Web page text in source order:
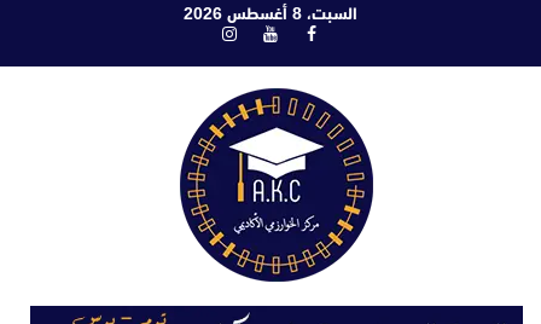
السبت، 8 أغسطس 2026
فيسبوكيوتيوبانستغرام